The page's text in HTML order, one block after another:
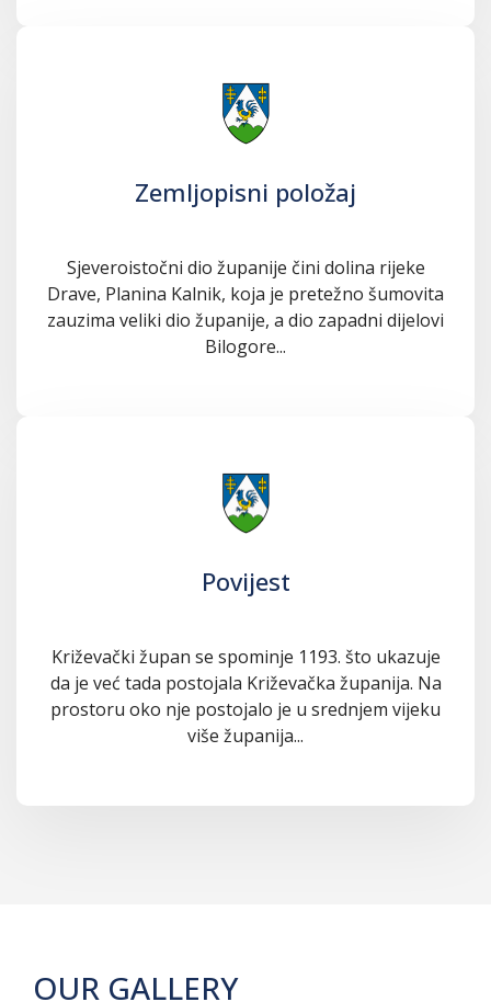
Zemljopisni položaj
Sjeveroistočni dio županije čini dolina rijeke
Drave, Planina Kalnik, koja je pretežno šumovita
zauzima veliki dio županije, a dio zapadni dijelovi
Bilogore...
Povijest
Križevački župan se spominje 1193. što ukazuje
da je već tada postojala Križevačka županija. Na
prostoru oko nje postojalo je u srednjem vijeku
više županija...
OUR GALLERY